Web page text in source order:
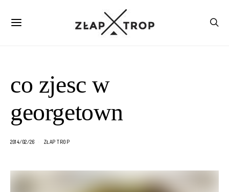
co zjesc w
georgetown
2014/02/26 ZŁAP TROP